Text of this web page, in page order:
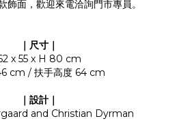
飾面，歡迎來電洽詢門市專員。
｜尺寸｜
x 55 x H 80 cm
cm / 扶手高度 64 cm
｜設計｜
and Christian Dyrman